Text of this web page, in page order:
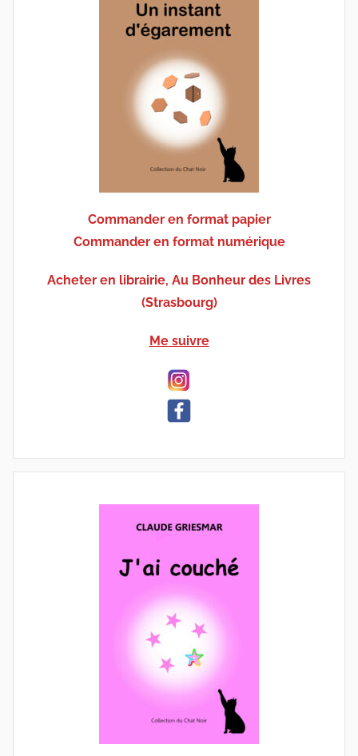
Commander en format papier
Commander en format numérique
Acheter en librairie, Au Bonheur des Livres
(Strasbourg)
Me suivre